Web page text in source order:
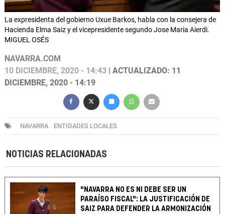
La expresidenta del gobierno Uxue Barkos, habla con la consejera de
Hacienda Elma Saiz y el vicepresidente segundo Jose Maria Aierdi.
MIGUEL OSÉS
NAVARRA.COM
10 DICIEMBRE, 2020 - 14:43 | ACTUALIZADO: 11
DICIEMBRE, 2020 - 14:19
NAVARRA ENTIDADES LOCALES
NOTICIAS RELACIONADAS
"NAVARRA NO ES NI DEBE SER UN
PARAÍSO FISCAL": LA JUSTIFICACIÓN DE
SAIZ PARA DEFENDER LA ARMONIZACIÓN